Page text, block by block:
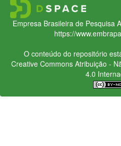
Empresa Brasileira de Pesquisa
https://
O conteúdo do repositório
Creative CommonsAtribuição -
4.0